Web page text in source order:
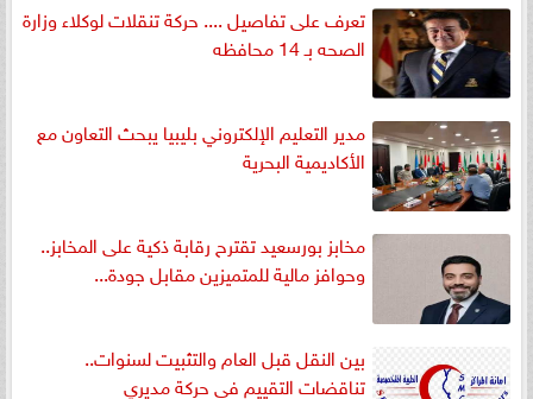
تعرف على تفاصيل .... حركة تنقلات لوكلاء وزارة
الصحه بـ 14 محافظه
مدير التعليم الإلكتروني بليبيا يبحث التعاون مع
الأكاديمية البحرية
مخابز بورسعيد تقترح رقابة ذكية على المخابز..
وحوافز مالية للمتميزين مقابل جودة...
بين النقل قبل العام والتثبيت لسنوات..
تناقضات التقييم في حركة مديري